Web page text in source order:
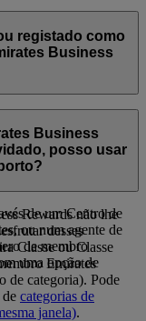
registado como
Business
pagar com uma opção
de pagamento ao
de crédito da
de um Centro de
ou num agente de
de membro
uma opção de
Business
posso usar
Rewards não lhe
desses
Classe ou Classe
Emirates
de categoria). Pode
categorias de
janela).